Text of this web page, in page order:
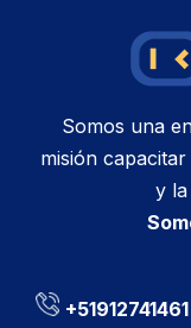
Somos una
misión
y
+51912741461